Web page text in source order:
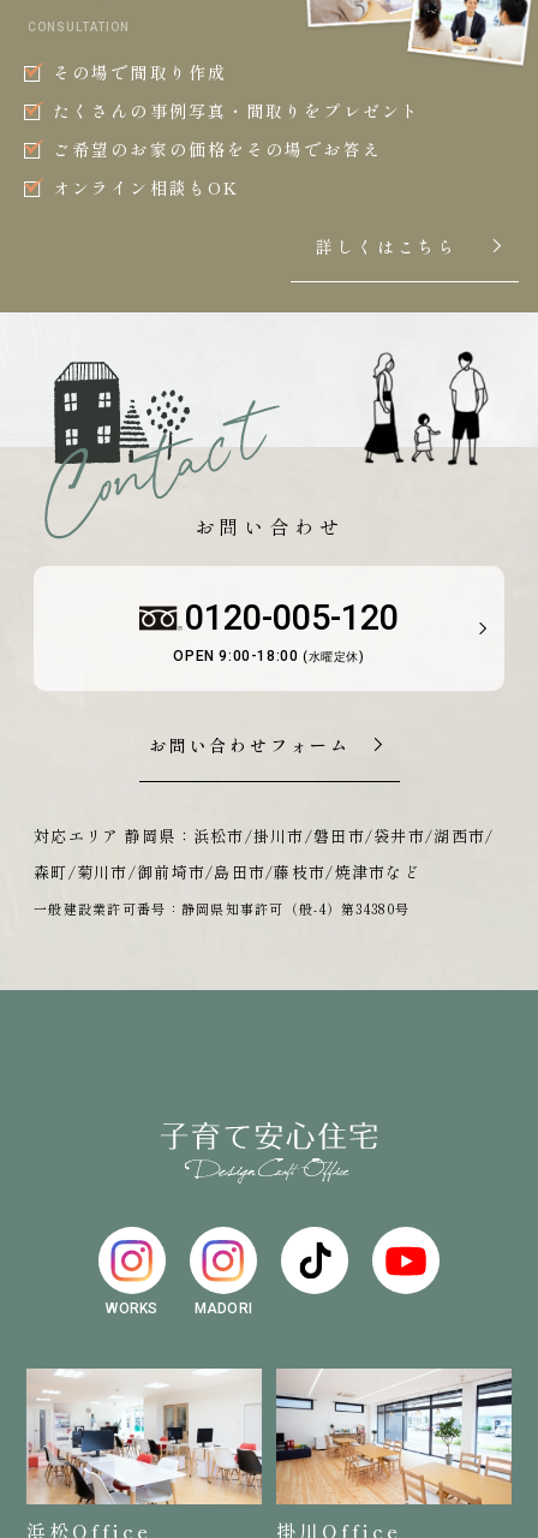
CONSULTATION
その場で間取り作成
たくさんの事例写真・間取りをプレゼント
ご希望のお家の価格をその場でお答え
オンライン相談もOK
詳しくはこちら
お問い合わせ
0120-005-120
OPEN 9:00-18:00 (水曜定休)
お問い合わせフォーム
対応エリア 静岡県：浜松市/掛川市/磐田市/袋井市/湖西市/
森町/菊川市/御前埼市/島田市/藤枝市/焼津市など
一般建設業許可番号：静岡県知事許可（般-4）第34380号
WORKS MADORI
浜松Office 掛川Office